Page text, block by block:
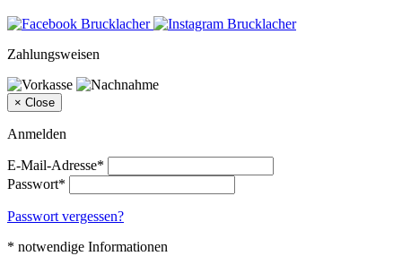
Zahlungsweisen
× Close
Anmelden
E-Mail-Adresse*
Passwort*
Passwort vergessen?
* notwendige Informationen